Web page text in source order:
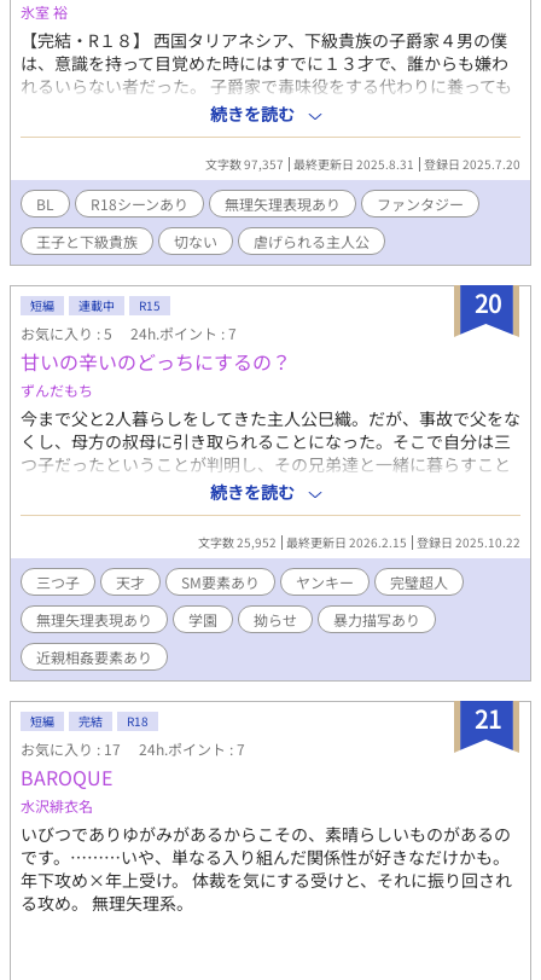
氷室 裕
【完結・R１８】 西国タリアネシア、下級貴族の子爵家４男の僕
は、意識を持って目覚めた時にはすでに１３才で、誰からも嫌わ
れるいらない者だった。 子爵家で毒味役をする代わりに養っても
らっていたある日、王宮に毒味役として家族に売られてしまう。
でもやっぱりそこでも嫌われていて、理由が分からない僕には生
きる希望なんてなかった。せめて早く毒で死ねたらと願っても、
何故か死ぬことが出来なかった。 なぜ嫌われるのか、僕がいった
い何をしてしまったのか。１３歳よりも前の記憶がないのはどう
してなの？ そんな絶望のなかで・・ BL性交/ハイスペ攻め/ノンケ
受け/無自覚受け/無理矢理/アナル/開発/張形/尿道責め/フェラ/淫
語/中出し/ドライオーガズム/快楽堕ち/凌辱/暴力 ・R18には※印
をつけます。上記予定 《お知らせ》 異世界『アンダム』の物語と
いう設定でシリーズものを考えています。 『お話シリーズ』で
す。 本編の『王子妃セスから冒険者レノになった話』に登場する
キャラクターたちが沢山出てきます。シリーズものでお楽しみ頂
けましたら幸いです。 ★シリーズ第１弾（本編） 『王子妃セスか
ら冒険者レノになった話』 ・アンティジェリア王国第３王子レオ
ナルドと薬剤魔法師セスのお話 ★シリーズ第２弾 『大公令息ルシ
オとアイツの話』 ・リティニア王国第３王子ヒューベルトとその
幼なじみで大公家嫡男である側近ルシオの幼少期からともに成長
していくお話 ★シリーズ第３弾 『エルフの恋の話』 ・エルフィン
ド王国王弟の第３王子エルフィードのすれ違い大恋愛のお話 ★シ
リーズ第４弾 『迷子の天使の話』 ・西国タリアネシア王国第２王
子ユージーンと下級貴族の４男ノアのお話 ★シリーズ第５弾 『狼
獣人の幸せ探しの話』 ・狼獣人のレヴィーは９才の時に父親に殺
さられかけ、人間のイオの両親に拾われる。暴力や犯罪に巻き込
まれながら生きる事を諦めた時、アンティジェリア王国第３王子
妃セス(冒険者レノ)と出会い、その仲間たちに心が救われてい
く。一度生き別れたイオとの再会を果たすお話
続きを読む
文字数 97,357 最終更新日 2025.8.31 登録日 2025.7.20
BL R18シーンあり 無理矢理表現あり
ファンタジー
王子と下級貴族
切ない 虐げられる主人公
20
短編 連載中 R15
お気に入り : 5 24h.ポイント : 7
甘いの辛いのどっちにするの？
ずんだもち
今まで父と2人暮らしをしてきた主人公巳織。だが、事故で父をな
くし、母方の叔母に引き取られることになった。そこで自分は三
つ子だったということが判明し、その兄弟達と一緒に暮らすこと
になる。だけど、その兄弟は普通じゃなくて、、、 あと、3人で一
緒に山奥の全寮制でやばい奴が送り込まれるアブノーマルな学校
に編入します 基本的に出てくる人、癖強いの多い ヤンキー漫画に
BLを追加したような話です ギャグとシリアスどっちもあります
恋愛発展まで時間かかるかも、、、
続きを読む
文字数 25,952 最終更新日 2026.2.15 登録日 2025.10.22
三つ子 天才 SM要素あり ヤンキー
完璧超人
無理矢理表現あり
学園 拗らせ
暴力描写あり
近親相姦要素あり
21
短編 完結 R18
お気に入り : 17 24h.ポイント : 7
BAROQUE
水沢緋衣名
いびつでありゆがみがあるからこその、素晴らしいものがあるの
です。………いや、単なる入り組んだ関係性が好きなだけかも。
年下攻め×年上受け。 体裁を気にする受けと、それに振り回され
る攻め。 無理矢理系。